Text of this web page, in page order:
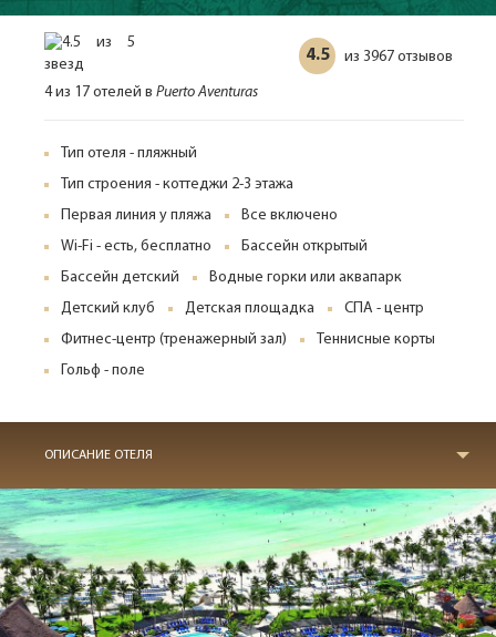
4.5 из 3967 отзывов
4 из 17 отелей в Puerto Aventuras
Тип отеля - пляжный
Тип строения - коттеджи 2-3 этажа
Первая линия у пляжа
Все включено
Wi-Fi - есть, бесплатно
Бассейн открытый
Бассейн детский
Водные горки или аквапарк
Детский клуб
Детская площадка
СПА - центр
Фитнес-центр (тренажерный зал)
Теннисные корты
Гольф - поле
ОПИСАНИЕ ОТЕЛЯ